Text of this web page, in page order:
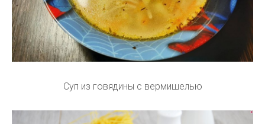
Суп из говядины с вермишелью